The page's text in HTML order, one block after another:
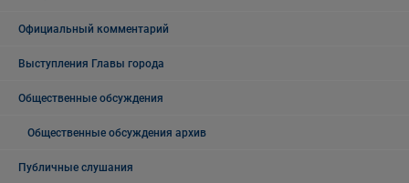
Официальный комментарий
Выступления Главы города
Общественные обсуждения
Общественные обсуждения архив
Публичные слушания